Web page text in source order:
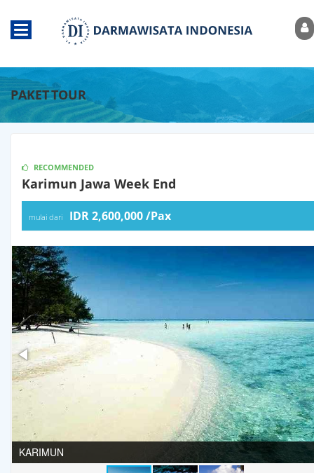
Beranda
Pesawat
Multicity
Group
Pesawat
Hotel
Reservation
Hotel
Umroh
Hotel
Group
PAKET TOUR
RECOMMENDED
Karimun Jawa Week End
mulai dari IDR 2,600,000 /Pax
KARIMUN